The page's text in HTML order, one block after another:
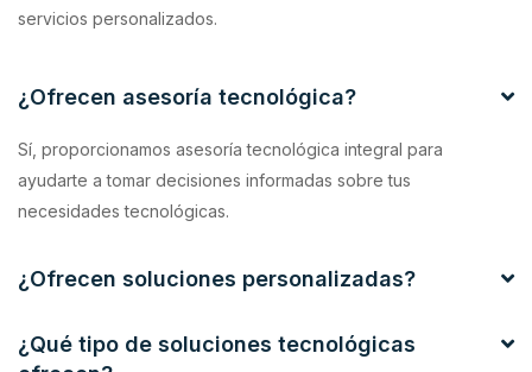
servicios personalizados.
¿Ofrecen asesoría tecnológica?
Sí, proporcionamos asesoría tecnológica integral para
ayudarte a tomar decisiones informadas sobre tus
necesidades tecnológicas.
¿Ofrecen soluciones personalizadas?
¿Qué tipo de soluciones tecnológicas